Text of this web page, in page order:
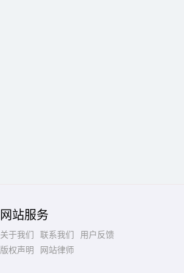
网站服务
关于我们 联系我们
用户反馈
版权声明
网站律师